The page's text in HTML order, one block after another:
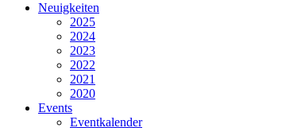
Neuigkeiten
2025
2024
2023
2022
2021
2020
Events
Eventkalender